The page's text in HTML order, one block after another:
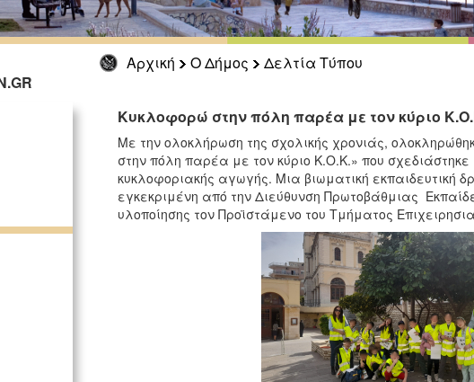
Αρχική Ο Δήμος
Δελτία Τύπου
Κυκλοφορώ στην πόλη παρέα με τον κύριο
Με την ολοκλήρωση της σχολικής χρονιάς,
στην πόλη παρέα με τον κύριο Κ.Ο.Κ.» που
κυκλοφοριακής αγωγής. Μια βιωματική εκπαιδευτική
εγκεκριμένη από την Διεύθυνση Πρωτοβάθμιας
υλοποίησης τον Προϊστάμενο του Τμήματος